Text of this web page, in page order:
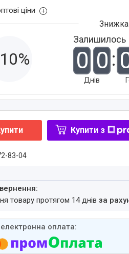
ціни
Залишилось
0 0
Днів
Купити з
83-04
товару протягом 14 днівза